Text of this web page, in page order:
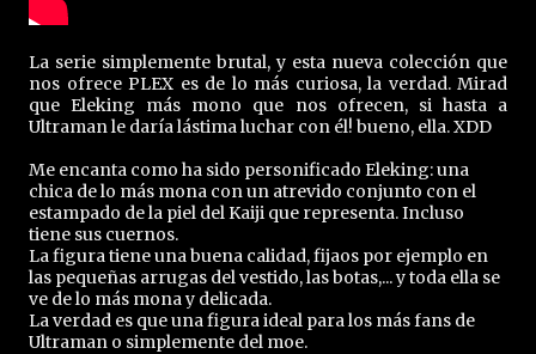
La serie simplemente brutal, y esta nueva colección que
nos ofrece PLEX es de lo más curiosa, la verdad. Mirad
que Eleking más mono que nos ofrecen, si hasta a
Ultraman le daría lástima luchar con él! bueno, ella. XDD
Me encanta como ha sido personificado Eleking: una
chica de lo más mona con un atrevido conjunto con el
estampado de la piel del Kaiji que representa. Incluso
tiene sus cuernos.
La figura tiene una buena calidad, fijaos por ejemplo en
las pequeñas arrugas del vestido, las botas,... y toda ella se
ve de lo más mona y delicada.
La verdad es que una figura ideal para los más fans de
Ultraman o simplemente del moe.